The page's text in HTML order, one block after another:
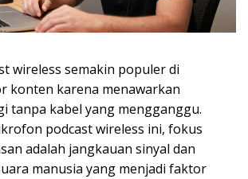
wireless semakin populer di
konten karena menawarkan
tanpa kabel yang mengganggu.
podcast wireless ini, fokus
adalah jangkauan sinyal dan
manusia yang menjadi faktor